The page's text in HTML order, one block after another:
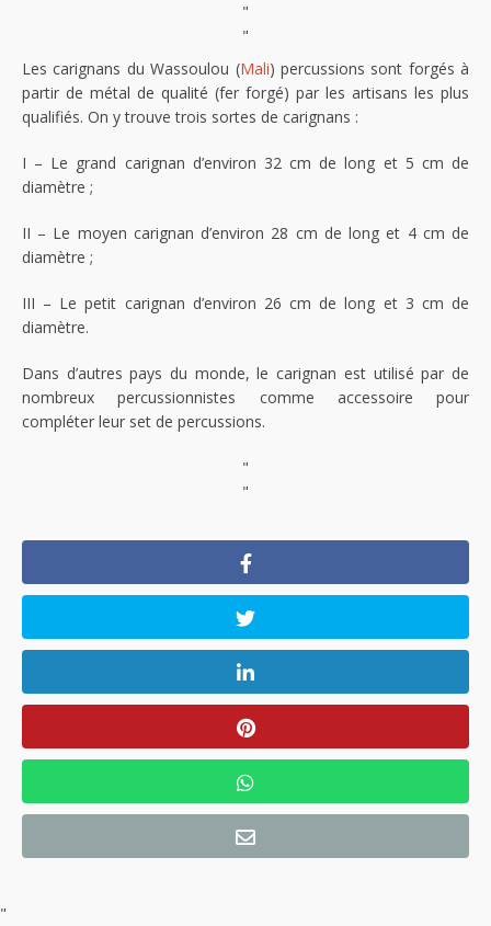
"
"
Les carignans du Wassoulou (Mali) percussions sont forgés à
partir de métal de qualité (fer forgé) par les artisans les plus
qualifiés. On y trouve trois sortes de carignans :
I – Le grand carignan d’environ 32 cm de long et 5 cm de
diamètre ;
II – Le moyen carignan d’environ 28 cm de long et 4 cm de
diamètre ;
III – Le petit carignan d’environ 26 cm de long et 3 cm de
diamètre.
Dans d’autres pays du monde, le carignan est utilisé par de
nombreux percussionnistes comme accessoire pour
compléter leur set de percussions.
"
"
"